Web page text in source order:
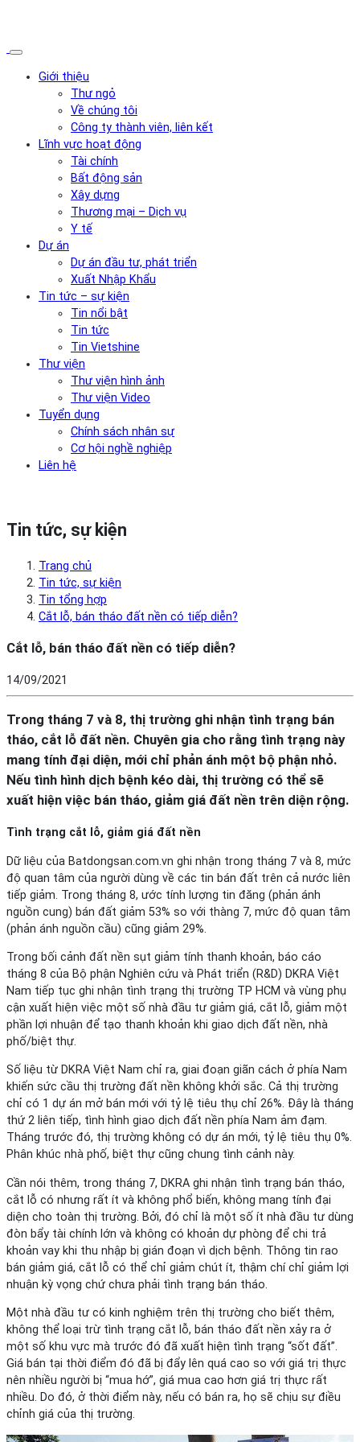
Giới thiệu
Thư ngỏ
Về chúng tôi
Công ty thành viên, liên kết
Lĩnh vực hoạt động
Tài chính
Bất động sản
Xây dựng
Thương mại – Dịch vụ
Y tế
Dự án
Dự án đầu tư, phát triển
Xuất Nhập Khẩu
Tin tức – sự kiện
Tin nổi bật
Tin tức
Tin Vietshine
Thư viện
Thư viện hình ảnh
Thư viện Video
Tuyển dụng
Chính sách nhân sự
Cơ hội nghề nghiệp
Liên hệ
Tin tức, sự kiện
Trang chủ
Tin tức, sự kiện
Tin tổng hợp
Cắt lỗ, bán tháo đất nền có tiếp diễn?
Cắt lỗ, bán tháo đất nền có tiếp diễn?
14/09/2021
Trong tháng 7 và 8, thị trường ghi nhận tình trạng bán
tháo, cắt lỗ đất nền. Chuyên gia cho rằng tình trạng này
mang tính đại diện, mới chỉ phản ánh một bộ phận nhỏ.
Nếu tình hình dịch bệnh kéo dài, thị trường có thể sẽ
xuất hiện việc bán tháo, giảm giá đất nền trên diện rộng.
Tình trạng cắt lỗ, giảm giá đất nền
Dữ liệu của Batdongsan.com.vn ghi nhận trong tháng 7 và 8, mức
độ quan tâm của người dùng về các tin bán đất trên cả nước liên
tiếp giảm. Trong tháng 8, ước tính lượng tin đăng (phản ánh
nguồn cung) bán đất giảm 53% so với thàng 7, mức độ quan tâm
(phản ánh nguồn cầu) cũng giảm 29%.
Trong bối cảnh đất nền sụt giảm tính thanh khoản, báo cáo
tháng 8 của Bộ phận Nghiên cứu và Phát triển (R&D) DKRA Việt
Nam tiếp tục ghi nhận tình trạng thị trường TP HCM và vùng phụ
cận xuất hiện việc một số nhà đầu tư giảm giá, cắt lỗ, giảm một
phần lợi nhuận để tạo thanh khoản khi giao dịch đất nền, nhà
phố/biệt thự.
Số liệu từ DKRA Việt Nam chỉ ra, giai đoạn giãn cách ở phía Nam
khiến sức cầu thị trường đất nền không khởi sắc. Cả thị trường
chỉ có 1 dự án mở bán mới với tỷ lệ tiêu thụ chỉ 26%. Đây là tháng
thứ 2 liên tiếp, tình hình giao dịch đất nền phía Nam ảm đạm.
Tháng trước đó, thị trường không có dự án mới, tỷ lệ tiêu thụ 0%.
Phân khúc nhà phố, biệt thự cũng chung tình cảnh này.
Cần nói thêm, trong tháng 7, DKRA ghi nhận tình trạng bán tháo,
cắt lỗ có nhưng rất ít và không phổ biến, không mang tính đại
diện cho toàn thị trường. Bởi, đó chỉ là một số ít nhà đầu tư dùng
đòn bẩy tài chính lớn và không có khoản dự phòng để chi trả
khoản vay khi thu nhập bị gián đoạn vì dịch bệnh. Thông tin rao
bán giảm giá, cắt lỗ có thể chỉ giảm chút ít, thậm chí chỉ giảm lợi
nhuận kỳ vọng chứ chưa phải tình trạng bán tháo.
Một nhà đầu tư có kinh nghiệm trên thị trường cho biết thêm,
không thể loại trừ tình trạng cắt lỗ, bán tháo đất nền xảy ra ở
một số khu vực mà trước đó đã xuất hiện tình trạng “sốt đất”.
Giá bán tại thời điểm đó đã bị đẩy lên quá cao so với giá trị thực
nên nhiều người bị “mua hớ”, giá mua cao hơn giá trị thực rất
nhiều. Do đó, ở thời điểm này, nếu có bán ra, họ sẽ chịu sự điều
chỉnh giá của thị trường.